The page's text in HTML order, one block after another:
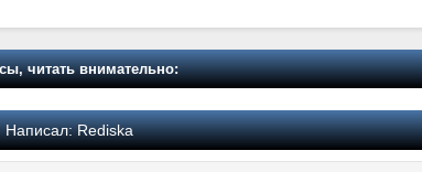
читать внимательно:
Написал:Rediska